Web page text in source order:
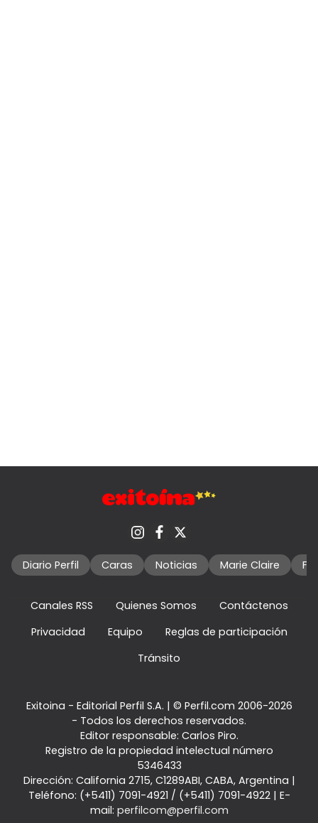
Diario Perfil Caras Noticias Marie Claire
Canales RSS Quienes Somos
Contáctenos
Privacidad
Equipo
Reglas de participación
Tránsito
Exitoina - Editorial Perfil S.A. | © Perfil.com 2006-2026
- Todos los derechos reservados.
Editor responsable: Carlos Piro.
Registro de la propiedad intelectual número
5346433
Dirección: California 2715, C1289ABI, CABA, Argentina |
Teléfono: (+5411) 7091-4921 / (+5411) 7091-4922| E-
mail: perfilcom@perfil.com